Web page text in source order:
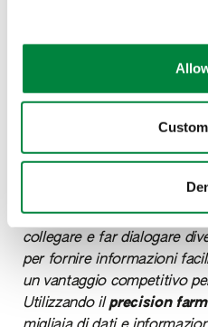
cookies or other strictly
more information, to
exercise your rights under
dall'intensificazione
fornisce il 50% della
ancora futuribile si
basso costo di proteine
"Crediamo che l'Iot, o
abbia un
agricoltura e nella coltura
collegare e far dialogare
per fornire informazioni
un vantaggio competitivo
Utilizzando il precision